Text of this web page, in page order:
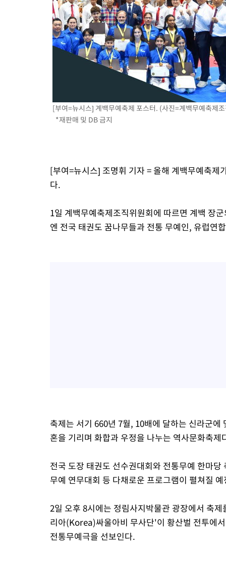
[부여=뉴시스] 계백무예축제 포스터. (사진=계백무예축제
*재판매 및 DB 금지
[부여=뉴시스] 조명휘 기자 = 올해 계백무예축
다.
1일 계백무예축제조직위원회에 따르면 계백 장
엔 전국 태권도 꿈나무들과 전통 무예인, 유럽연
축제는 서기 660년 7월, 10배에 달하는 신라군
혼을 기리며 화합과 우정을 나누는 역사문화축제
전국 도장 태권도 선수권대회와 전통무예 한마
무예 연무대회 등 다채로운 프로그램이 펼쳐질
2일 오후 8시에는 정림사지박물관 광장에서 축
리아(Korea)싸울아비 무사단'이 황산벌 전투에
전통무예극을 선보인다.